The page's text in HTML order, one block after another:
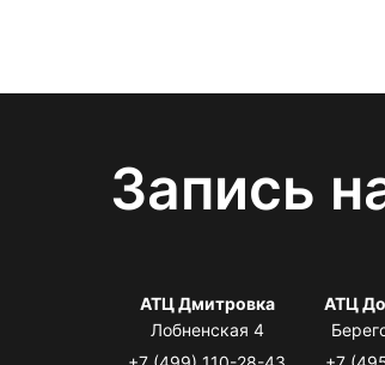
Запись
АТЦ Дмитровка
Лобненская 4
АТЦ